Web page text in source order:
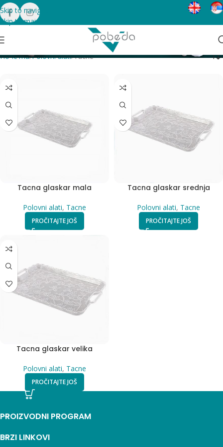
Skip to navigation
Skip to main content
Tacne
Categories
Почетна Polovni alati Tacne
Tacna glaskar mala
Polovni alati, Tacne
PROČITAJTE JOŠ
Tacna glaskar srednja
Polovni alati, Tacne
PROČITAJTE JOŠ
Tacna glaskar velika
Polovni alati, Tacne
PROČITAJTE JOŠ
PROIZVODNI PROGRAM
BRZI LINKOVI